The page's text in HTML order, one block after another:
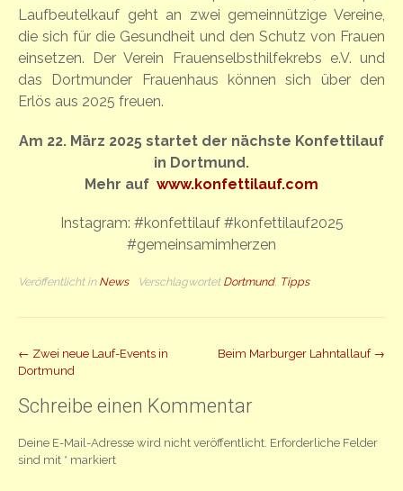
Laufbeutelkauf geht an zwei gemeinnützige Vereine,
die sich für die Gesundheit und den Schutz von Frauen
einsetzen. Der Verein Frauenselbsthilfekrebs e.V. und
das Dortmunder Frauenhaus können sich über den
Erlös aus 2025 freuen.
Am 22. März 2025 startet der nächste Konfettilauf
in Dortmund.
Mehr auf www.konfettilauf.com
Instagram: #konfettilauf #konfettilauf2025
#gemeinsamimherzen
Veröffentlicht in News Verschlagwortet Dortmund, Tipps
Beitrag
← Zwei neue Lauf-Events in
Dortmund
Beim Marburger Lahntallauf →
Schreibe einen Kommentar
Deine E-Mail-Adresse wird nicht veröffentlicht. Erforderliche Felder
sind mit * markiert